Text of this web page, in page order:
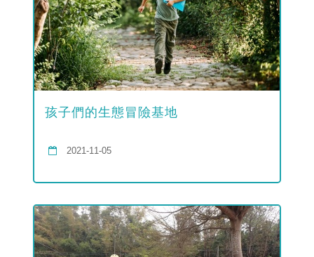
孩子們的生態冒險基地
2021-11-05